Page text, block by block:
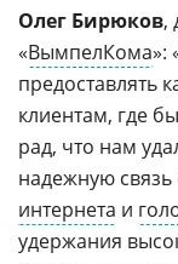
Олег Бирюков,
«ВымпелКома»:
предоставлять
клиентам, где
рад, что нам
надежную
интернета и
удержания